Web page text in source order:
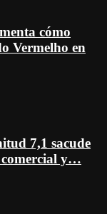
cómo
Vermelho en
7,1 sacude
comercial y…